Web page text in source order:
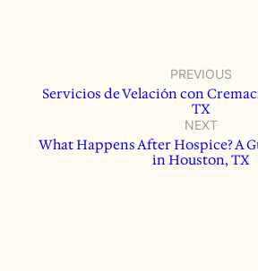
PREVIOUS
Servicios de Velación con
TX
NEXT
What Happens After Hospice? A
in Houston, TX